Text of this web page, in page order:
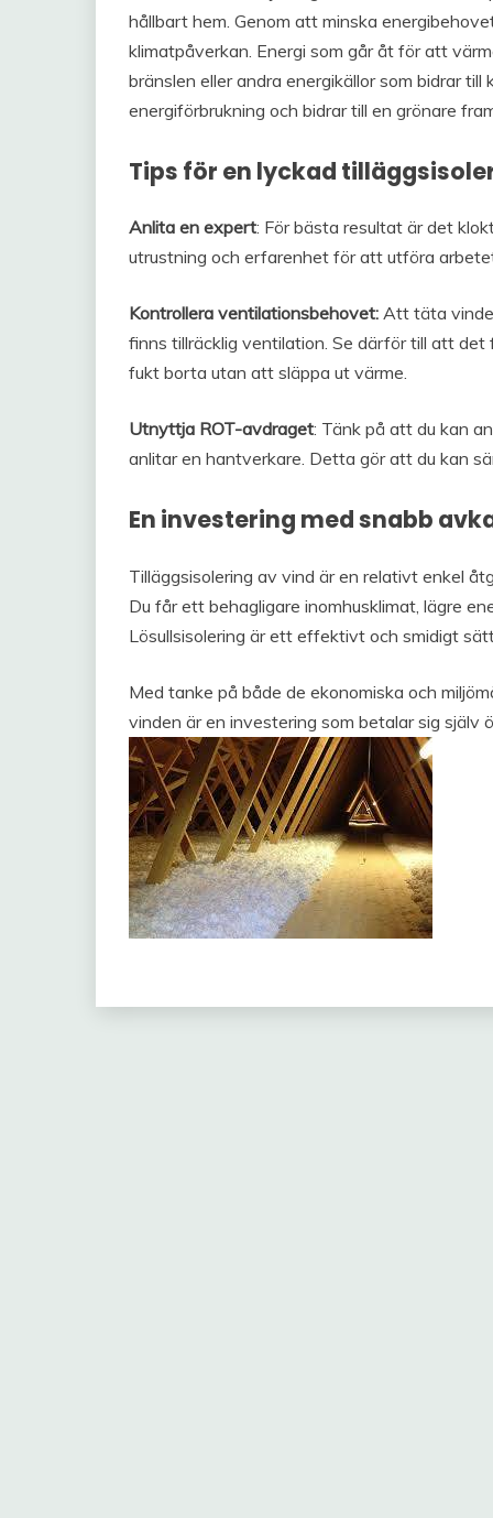
hållbart hem. Genom att minska
klimatpåverkan. Energi som går åt för att
bränslen eller andra energikällor som bidrar
energiförbrukning och bidrar till en grönare
Tips för en lyckad
Anlita en expert: För bästa resultat är det
utrustning och erfarenhet för att utföra
Kontrollera ventilationsbehovet: Att täta
finns tillräcklig ventilation. Se därför till att
fukt borta utan att släppa ut värme.
Utnyttja ROT-avdraget: Tänk på att du kan
anlitar en hantverkare. Detta gör att du kan
En investering med snabb
Tilläggsisolering av vind är en relativt enkel
Du får ett behagligare inomhusklimat, lägre
Lösullsisolering är ett effektivt och smidigt
Med tanke på både de ekonomiska och
vinden är en investering som betalar sig själv